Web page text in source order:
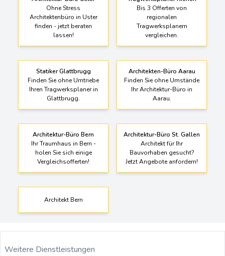
Ohne Stress
Architektenbüro in Uster
finden - jetzt beraten
lassen!
Bis 3 Offerten von
regionalen
Tragwerksplanern
vergleichen.
Statiker Glattbrugg
Finden Sie ohne Umtriebe
Ihren Tragwerksplaner in
Glattbrugg.
Architekten-Büro Aarau
Finden Sie ohne Umstände
Ihr Architektur-Büro in
Aarau.
Architektur-Büro Bern
Ihr Traumhaus in Bern -
holen Sie sich einige
Vergleichsofferten!
Architektur-Büro St. Gallen
Architekt für Ihr
Bauvorhaben gesucht?
Jetzt Angebote anfordern!
Architekt Bern
Weitere Dienstleistungen